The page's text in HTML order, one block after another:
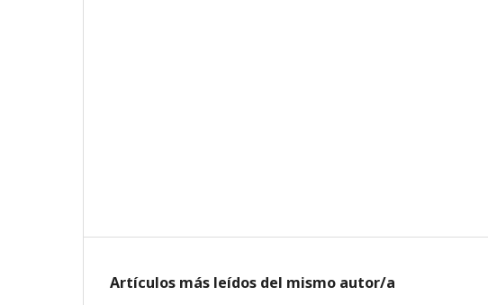
Artículos más leídos del mismo autor/a